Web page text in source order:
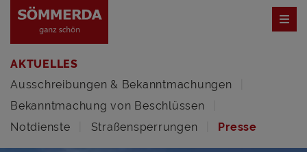
AKTUELLES
Ausschreibungen & Bekanntmachungen
Bekanntmachung von Beschlüssen
Notdienste
Straßensperrungen Presse